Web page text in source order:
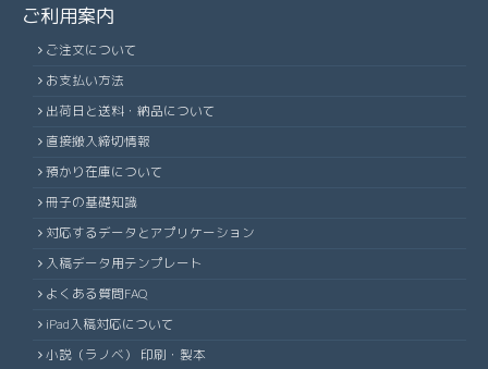
ご利用案内
ご注文について
お支払い方法
出荷日と送料・納品について
直接搬入締切情報
預かり在庫について
冊子の基礎知識
対応するデータとアプリケーション
入稿データ用テンプレート
よくある質問FAQ
iPad入稿対応について
小説（ラノベ） 印刷・製本